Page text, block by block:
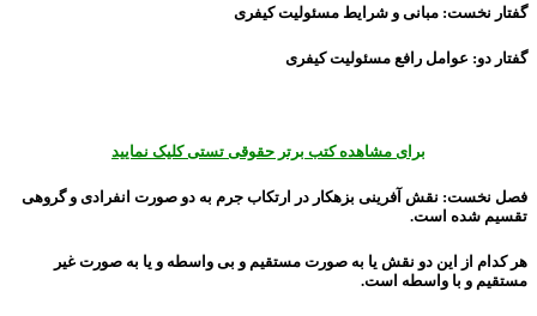
گفتار نخست: مبانی و شرایط مسئولیت کیفری
گفتار دو: عوامل رافع مسئولیت کیفری
برای مشاهده کتب برتر حقوقی تستی کلیک نمایید
فصل نخست: نقش آفرینی بزهکار در ارتکاب جرم به دو صورت انفرادی و گروهی
تقسیم شده است.
هر کدام از این دو نقش یا به صورت مستقیم و بی واسطه و یا به صورت غیر
مستقیم و با واسطه است.